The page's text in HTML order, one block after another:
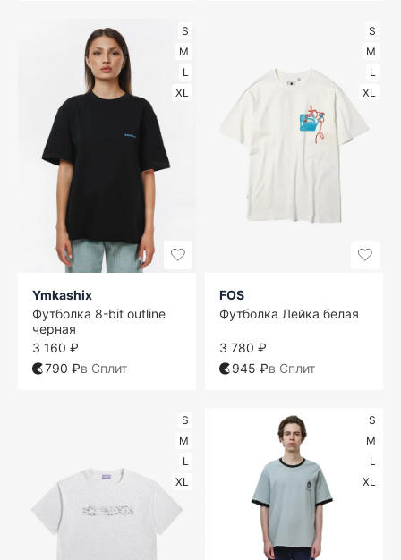
S
M
L
XL
Ymkashix
Футболка 8-bit outline
черная
3 160 ₽
790 ₽в Сплит
S
M
L
XL
FOS
Футболка Лейка белая
3 780 ₽
945 ₽в Сплит
S
M
L
XL
S
M
L
XL